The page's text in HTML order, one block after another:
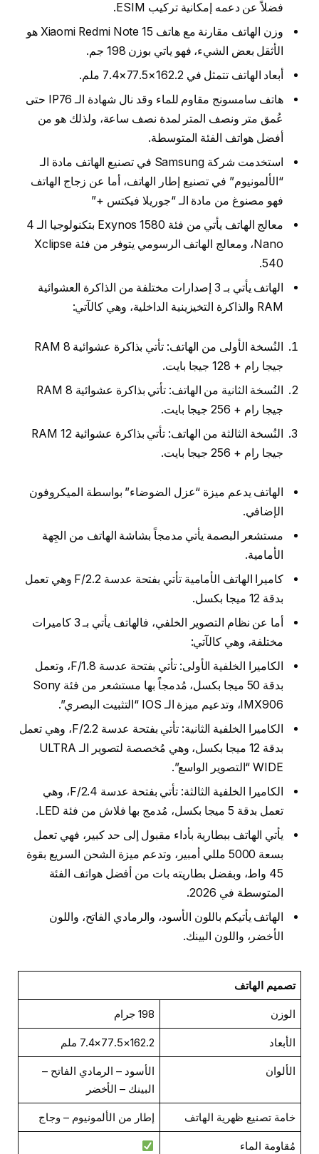
فضلاً عن دعمه إمكانية تركيب ESIM.
وزن الهاتف مقارنة مع هاتف Xiaomi Redmi Note 15 هو
الأثقل بعض الشيء، فهو ياتي بوزن 198 جم.
أبعاد الهاتف تتمثل في 162.2×77.5×7.4 ملم.
هاتف سامسونج مقاوم للماء وقد نال شهادة الـ IP76 حتى
عُمق متر ونصف المتر لمدة نصف ساعة، ولذلك هو من
أفضل هواتف الفئة المتوسطة.
استخدمت شركة Samsung في تصنيع الهاتف مادة الـ
“الألمونيوم” في تصنيع إطار الهاتف، أما عن زجاج الهاتف
فهو مصنوغ من مادة الـ “جوريلا فيكتس +”
معالج الهاتف يأتي من فئة Exynos 1580 بتكنولوجيا الـ 4
Nano، ومعالج الهاتف الرسومي يتوفر من فئة Xclipse
540.
الهاتف يأتي بـ 3 إصدارات مختلفة من الذاكرة العشوائية
RAM والذاكرة التخيزينية الداخلية، وهي كالآتي:
النُسخة الأولى من الهاتف: تأتي بذاكرة عشوائية RAM 8
جيجا رام + 128 جيجا بايت.
النُسخة الثانية من الهاتف: تأتي بذاكرة عشوائية RAM 8
جيجا رام + 256 جيجا بايت.
النُسخة الثالثة من الهاتف: تأتي بذاكرة عشوائية RAM 12
جيجا رام + 256 جيجا بايت.
الهاتف يدعم ميزة “عزل الضوضاء” بواسطة الميكروفون
الإضافي.
مستشعر البصمة يأتي مدمجاً بشاشة الهاتف من الجِهة
الأمامية.
كاميرا الهاتف الأمامية تأتي بفتحة عدسة F/2.2 وهي تعمل
بدقة 12 ميجا بكسل.
أما عن نظام التصوير الخلفي، فالهاتف يأتي بـ 3 كاميرات
مختلفة، وهي كالآتي:
الكاميرا الخلفية الأولى: تأتي بفتحة عدسة F/1.8، وتعمل
بدقة 50 ميجا بكسل، مُدمجاً بها مستشعر من فئة Sony
IMX906، وتدعيم ميزة الـ IOS “التثبيت البصري”.
الكاميرا الخلفية الثانية: تأتي بفتحة عدسة F/2.2، وهي تعمل
بدقة 12 ميجا بكسل، وهي مُخصصة لتصوير الـ ULTRA
WIDE “التصوير الواسع”.
الكاميرا الخلفية الثالثة: تأتي بفتحة عدسة F/2.4، وهي
تعمل بدقة 5 ميجا بكسل، مُدمج بها فلاش من فئة LED.
يأتي الهاتف ببطارية بأداء مقبول إلى حد كبير، فهي تعمل
بسعة 5000 مللي أمبير، وتدعم ميزة الشحن السريع بقوة
45 واط، وبفضل بطاريته بات من أفضل هواتف الفئة
المتوسطة في 2026.
الهاتف يأتيكم باللون الأسود، والرمادي الفاتح، واللون
الأخضر، واللون البينك.
تصميم الهاتف
الوزن 198 جرام
الأبعاد 162.2×77.5×7.4 ملم
الألوان
الأسود – الرمادي الفاتح –
البينك – الأخضر
خامة تصنيع ظهرية الهاتف إطار من الألمونيوم – وجاج
مُقاومة الماء